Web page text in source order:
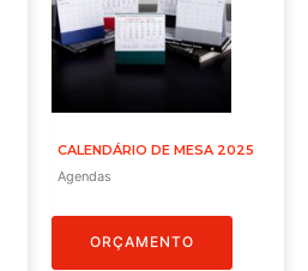
CALENDÁRIO DE MESA 2025
Agendas
ORÇAMENTO